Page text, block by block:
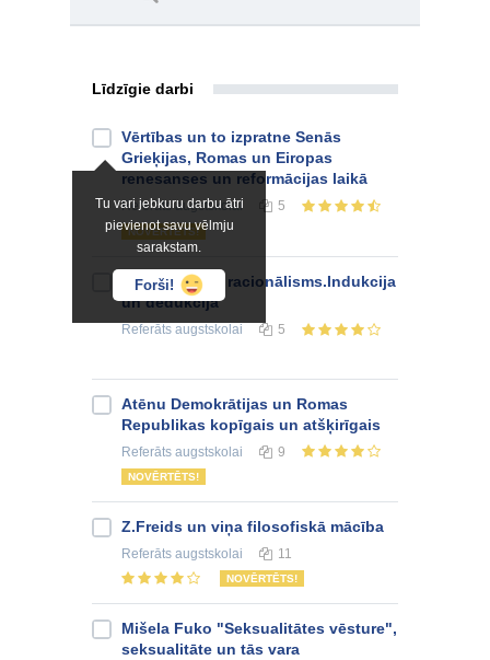
Līdzīgie darbi
Tu vari jebkuru darbu ātri
pievienot savu vēlmju
sarakstam.
Forši!
Vērtības un to izpratne Senās
Grieķijas, Romas un Eiropas
renesanses un reformācijas laikā
Referātsaugstskolai 5
NOVĒRTĒTS!
Empīrisms un racionālisms.Indukcija
un dedukcija
Referāts augstskolai 5
Atēnu Demokrātijas un Romas
Republikas kopīgais un atšķirīgais
Referāts augstskolai 9
NOVĒRTĒTS!
Z.Freids un viņa filosofiskā mācība
Referāts augstskolai 11
NOVĒRTĒTS!
Mišela Fuko "Seksualitātes vēsture",
seksualitāte un tās vara